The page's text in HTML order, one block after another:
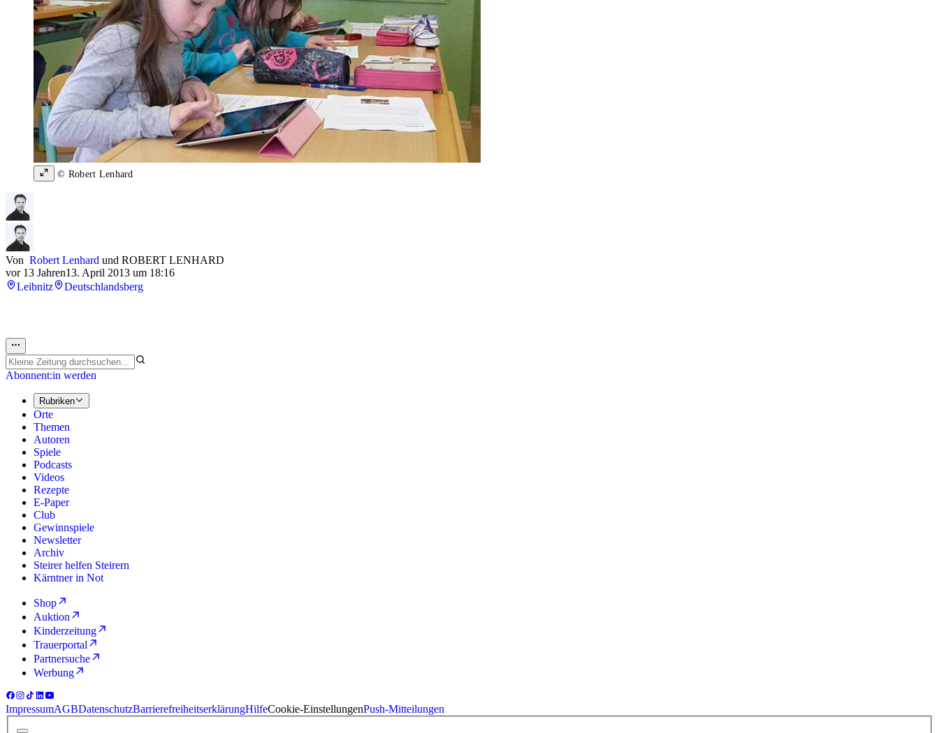
© Robert Lenhard
Von Robert Lenhard und ROBERT LENHARD
vor 13 Jahren13. April 2013 um 18:16
Leibnitz
Deutschlandsberg
Abonnent:in werden
Rubriken
Orte
Themen
Autoren
Spiele
Podcasts
Videos
Rezepte
E-Paper
Club
Gewinnspiele
Newsletter
Archiv
Steirer helfen Steirern
Kärntner in Not
Shop
Auktion
Kinderzeitung
Trauerportal
Partnersuche
Werbung
ImpressumAGBDatenschutzBarrierefreiheitserklärungHilfeCookie-EinstellungenPush-Mitteilungen